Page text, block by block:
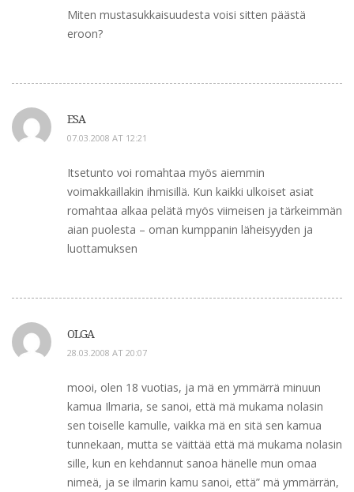
Miten mustasukkaisuudesta voisi sitten päästä
eroon?
ESA
07.03.2008 AT 12:21
Itsetunto voi romahtaa myös aiemmin
voimakkaillakin ihmisillä. Kun kaikki ulkoiset asiat
romahtaa alkaa pelätä myös viimeisen ja tärkeimmän
aian puolesta – oman kumppanin läheisyyden ja
luottamuksen
OLGA
28.03.2008 AT 20:07
mooi, olen 18 vuotias, ja mä en ymmärrä minuun
kamua Ilmaria, se sanoi, että mä mukama nolasin
sen toiselle kamulle, vaikka mä en sitä sen kamua
tunnekaan, mutta se väittää että mä mukama nolasin
sille, kun en kehdannut sanoa hänelle mun omaa
nimeä, ja se ilmarin kamu sanoi, että” mä ymmärrän,